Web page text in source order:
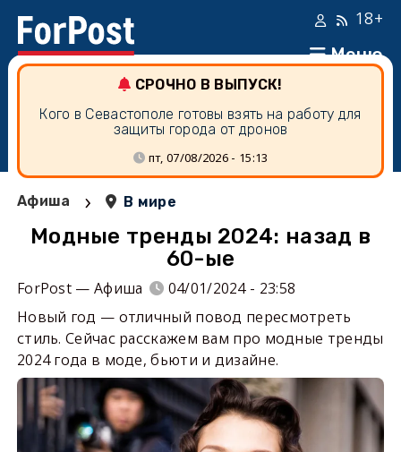
Меню
18+
СРОЧНО В ВЫПУСК!
Кого в Севастополе готовы взять на работу для
защиты города от дронов
пт, 07/08/2026 - 15:13
Афиша › В мире
Модные тренды 2024: назад в
60-ые
ForPost — Афиша
04/01/2024 - 23:58
Новый год — отличный повод пересмотреть
стиль. Сейчас расскажем вам про модные тренды
2024 года в моде, бьюти и дизайне.